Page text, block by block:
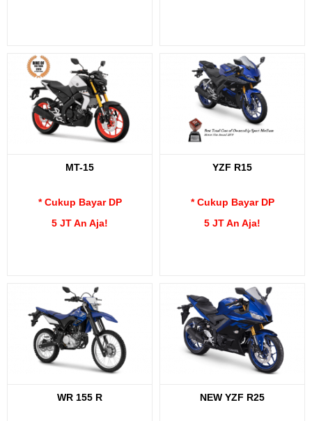
MT-15
* Cukup Bayar DP
5 JT An Aja!
YZF R15
* Cukup Bayar DP
5 JT An Aja!
WR 155 R NEW YZF R25